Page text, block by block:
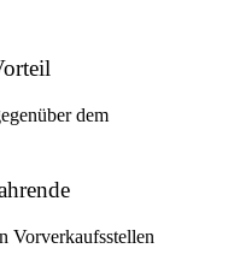
dem
Vorverkaufsstellen